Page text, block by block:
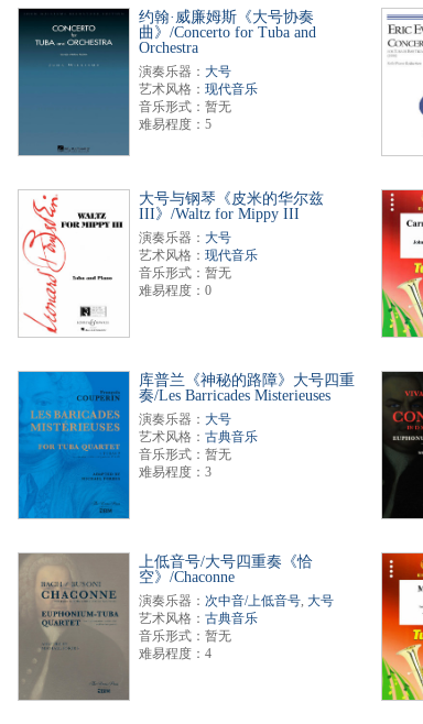
约翰·威廉姆斯《大号协奏
曲》/Concerto for Tuba and
Orchestra
演奏乐器： 大号
艺术风格： 现代音乐
音乐形式：暂无
难易程度：5
大号与钢琴《皮米的华尔兹
III》/Waltz for Mippy III
演奏乐器： 大号
艺术风格： 现代音乐
音乐形式：暂无
难易程度：0
库普兰《神秘的路障》大号四重
奏/Les Barricades Misterieuses
演奏乐器： 大号
艺术风格： 古典音乐
音乐形式：暂无
难易程度：3
上低音号/大号四重奏《恰
空》/Chaconne
演奏乐器： 次中音/上低音号, 大号
艺术风格： 古典音乐
音乐形式：暂无
难易程度：4